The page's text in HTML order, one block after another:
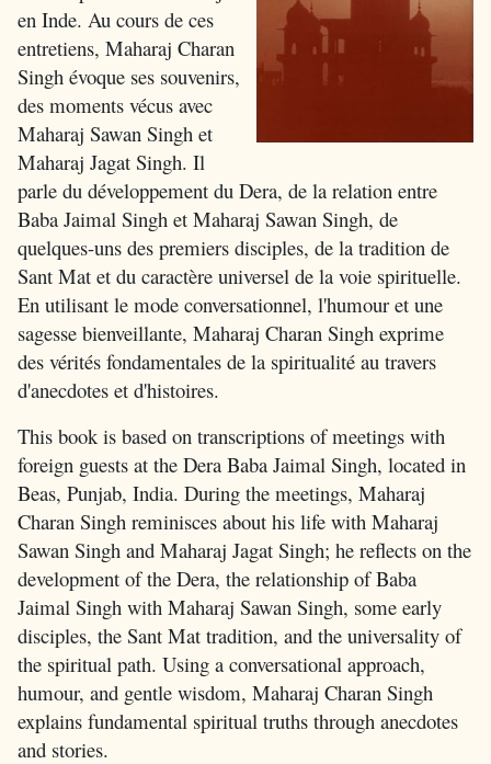
en Inde. Au cours de ces
entretiens, Maharaj Charan
Singh évoque ses souvenirs,
des moments vécus avec
Maharaj Sawan Singh et
Maharaj Jagat Singh. Il
parle du développement du Dera, de la relation entre
Baba Jaimal Singh et Maharaj Sawan Singh, de
quelques-uns des premiers disciples, de la tradition de
Sant Mat et du caractère universel de la voie spirituelle.
En utilisant le mode conversationnel, l'humour et une
sagesse bienveillante, Maharaj Charan Singh exprime
des vérités fondamentales de la spiritualité au travers
d'anecdotes et d'histoires.
This book is based on transcriptions of meetings with
foreign guests at the Dera Baba Jaimal Singh, located in
Beas, Punjab, India. During the meetings, Maharaj
Charan Singh reminisces about his life with Maharaj
Sawan Singh and Maharaj Jagat Singh; he reflects on the
development of the Dera, the relationship of Baba
Jaimal Singh with Maharaj Sawan Singh, some early
disciples, the Sant Mat tradition, and the universality of
the spiritual path. Using a conversational approach,
humour, and gentle wisdom, Maharaj Charan Singh
explains fundamental spiritual truths through anecdotes
and stories.